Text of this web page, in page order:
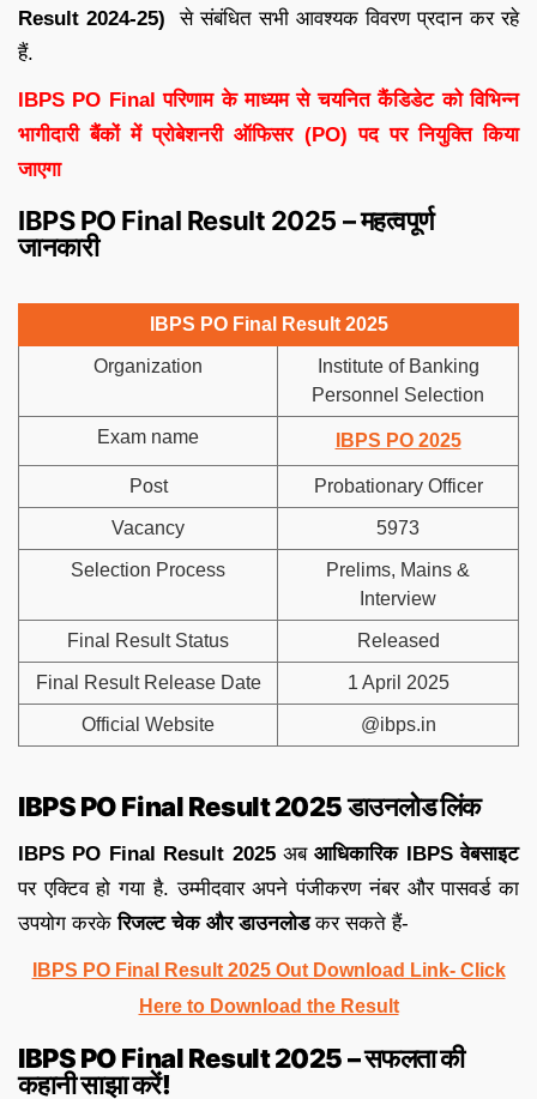
Result 2024-25)
से संबंधित सभी आवश्यक विवरण प्रदान कर रहे
हैं.
IBPS PO Final परिणाम के माध्यम से चयनित कैंडिडेट को विभिन्न
भागीदारी बैंकों में प्रोबेशनरी ऑफिसर (PO) पद पर नियुक्ति किया
जाएगा
IBPS PO Final Result 2025 – महत्वपूर्ण
जानकारी
IBPS PO Final Result 2025
Organization
Institute of Banking
Personnel Selection
Exam name IBPS PO 2025
Post Probationary Officer
Vacancy 5973
Selection Process
Prelims, Mains &
Interview
Final Result Status Released
Final Result Release Date 1 April 2025
Official Website @ibps.in
IBPS PO Final Result 2025 डाउनलोड लिंक
IBPS PO Final Result 2025अबआधिकारिक IBPS वेबसाइट
पर एक्टिव हो गया है. उम्मीदवार अपने पंजीकरण नंबर और पासवर्ड का
उपयोग करकेरिजल्ट चेक और डाउनलोडकर सकते हैं-
IBPS PO Final Result 2025 Out Download Link- Click
Here to Download the Result
IBPS PO Final Result 2025 – सफलता की
कहानी साझा करें!